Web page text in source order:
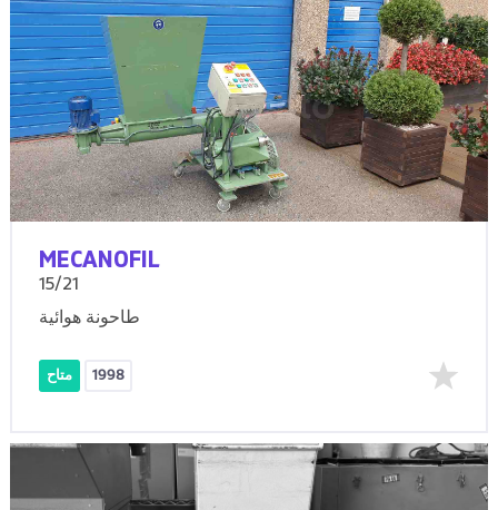
MECANOFIL
15/21
طاحونة هوائية
متاح 1998